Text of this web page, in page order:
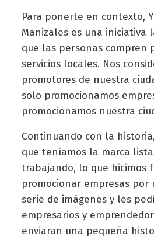
Para ponerte en contexto,
Manizales es una iniciativa
que las personas compren
servicios locales. Nos
promotores de nuestra
solo promocionamos
promocionamos nuestra
Continuando con la
que teníamos la marca
trabajando, lo que hicimos
promocionar empresas por
serie de imágenes y les
empresarios y
enviaran una pequeña